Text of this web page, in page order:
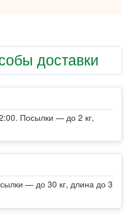
доставки
Посылки — до 2 кг,
— до 30 кг, длина до 3